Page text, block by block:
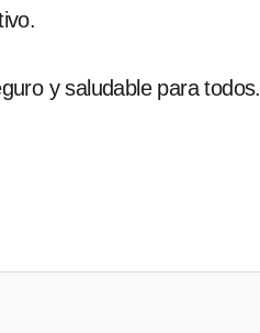
y saludable para todos.